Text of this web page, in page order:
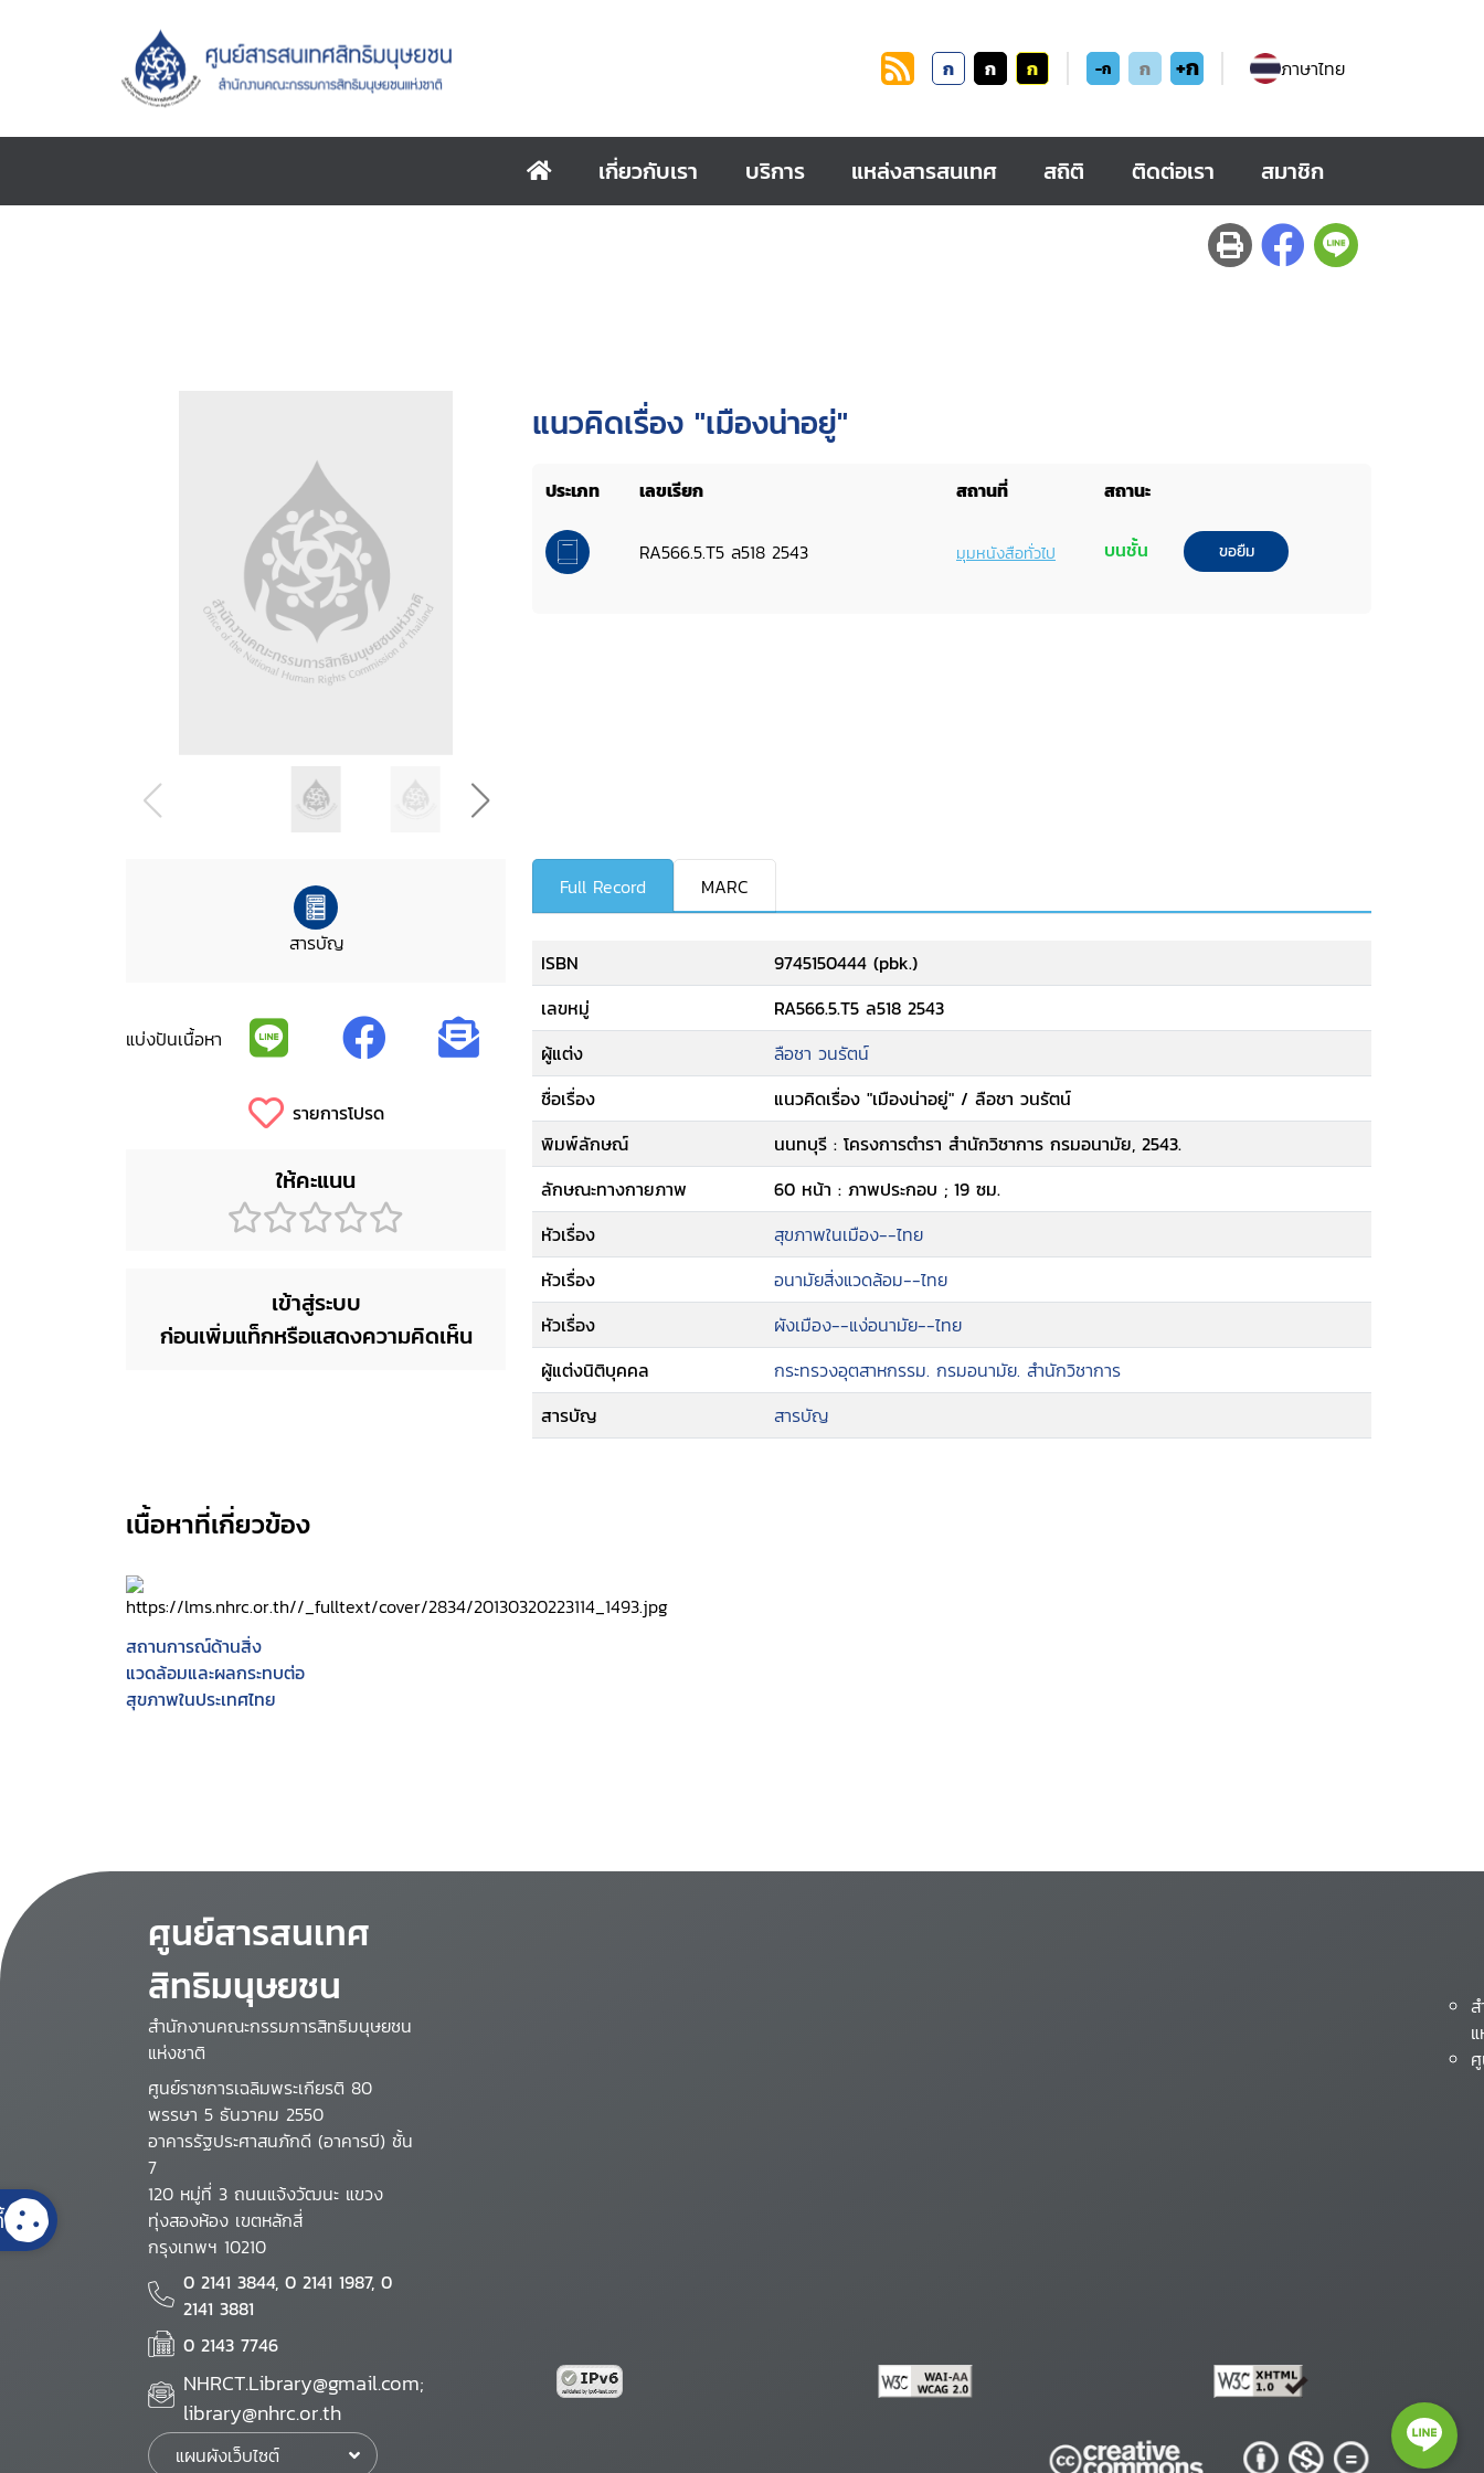
ก ก ก -ก ก +ก ภาษาไทย
เกี่ยวกับเรา บริการ แหล่งสารสนเทศ สถิติ ติดต่อเรา สมาชิก
แนวคิดเรื่อง "เมืองน่าอยู่"
ประเภท เลขเรียก สถานที่ สถานะ
RA566.5.T5 ล518 2543 มุมหนังสือทั่วไป บนชั้น ขอยืม
สารบัญ
แบ่งปันเนื้อหา
รายการโปรด
ให้คะแนน
เข้าสู่ระบบ
ก่อนเพิ่มแท็กหรือแสดงความคิดเห็น
Full Record MARC
ISBN
9745150444 (pbk.)
เลขหมู่
RA566.5.T5 ล518 2543
ผู้แต่ง
ลือชา วนรัตน์
ชื่อเรื่อง
แนวคิดเรื่อง "เมืองน่าอยู่" / ลือชา วนรัตน์
พิมพ์ลักษณ์
นนทบุรี : โครงการตำรา สำนักวิชาการ กรมอนามัย, 2543.
ลักษณะทางกายภาพ
60 หน้า : ภาพประกอบ ; 19 ซม.
หัวเรื่อง
สุขภาพในเมือง--ไทย
หัวเรื่อง
อนามัยสิ่งแวดล้อม--ไทย
หัวเรื่อง
ผังเมือง--แง่อนามัย--ไทย
ผู้แต่งนิติบุคคล
กระทรวงอุตสาหกรรม. กรมอนามัย. สำนักวิชาการ
สารบัญ
สารบัญ
เนื้อหาที่เกี่ยวข้อง
สถานการณ์ด้านสิ่ง
แวดล้อมและผลกระทบต่อ
สุขภาพในประเทศไทย
ศูนย์สารสนเทศ
สิทธิมนุษยชน
สำนักงานคณะกรรมการสิทธิมนุษยชน
แห่งชาติ
ศูนย์ราชการเฉลิมพระเกียรติ 80
พรรษา 5 ธันวาคม 2550
อาคารรัฐประศาสนภักดี (อาคารบี) ชั้น
7
120 หมู่ที่ 3 ถนนแจ้งวัฒนะ แขวง
ทุ่งสองห้อง เขตหลักสี่
กรุงเทพฯ 10210
0 2141 3844, 0 2141 1987, 0
2141 3881
0 2143 7746
NHRCT.Library@gmail.com;
library@nhrc.or.th
แผนผังเว็บไซต์